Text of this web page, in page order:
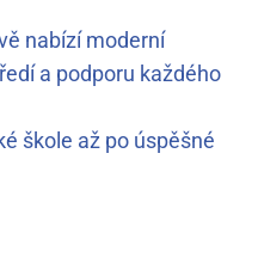
nabízí moderní
a podporu každého
škole až po úspěšné